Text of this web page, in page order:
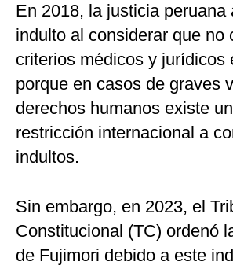
En 2018, la justicia peruana
indulto al considerar que no
criterios médicos y jurídicos
porque en casos de graves
derechos humanos existe
restricción internacional a
indultos.
Sin embargo, en 2023, el
Constitucional (TC) ordenó
de Fujimori debido a este